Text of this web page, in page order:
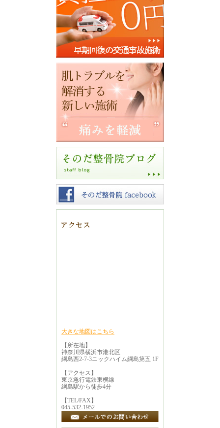
大きな地図はこちら
【所在地】
神奈川県横浜市港北区
綱島西2-7-3ニックハイム綱島第五 1F
【アクセス】
東京急行電鉄東横線
綱島駅から徒歩4分
【TEL/FAX】
045-532-1952